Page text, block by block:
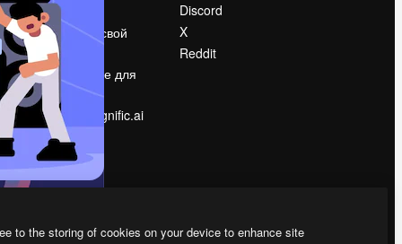
Slidesgo
Продайте свой
контент
Помещение для
прессы
Ищете magnific.ai
Discord
X
Reddit
to the storing of cookies on your device to enhance site